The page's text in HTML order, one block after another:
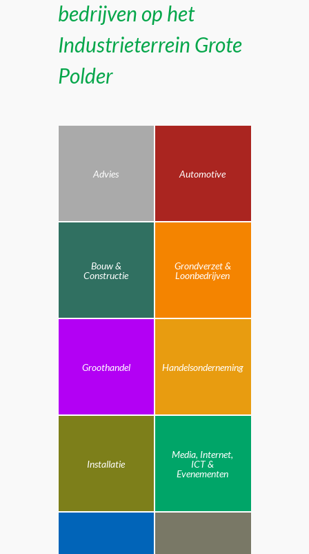
bedrijven op het
Industrieterrein Grote
Polder
Advies Automotive
Bouw &
Constructie
Grondverzet &
Loonbedrijven
Groothandel Handelsonderneming
Installatie
Media, Internet,
ICT &
Evenementen